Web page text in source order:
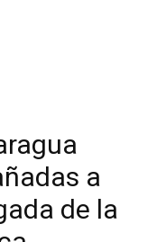
a
de la